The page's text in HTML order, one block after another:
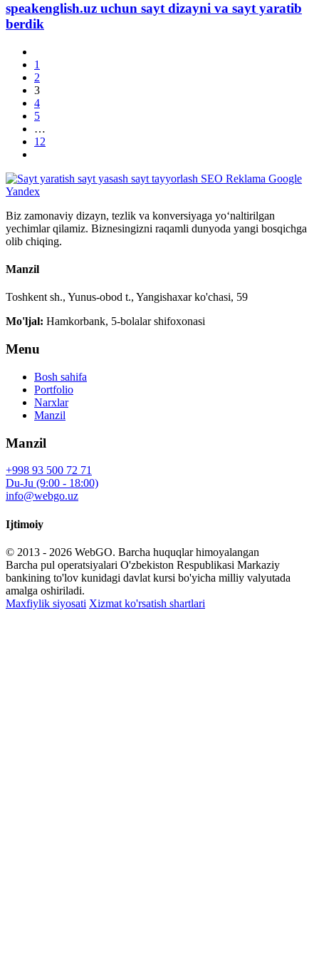
speakenglish.uz uchun sayt dizayni va sayt yaratib
berdik
1
2
3
4
5
…
12
Biz zamonaviy dizayn, tezlik va konversiyaga yo‘naltirilgan
yechimlar qilamiz. Biznesingizni raqamli dunyoda yangi bosqichga
olib chiqing.
Manzil
Toshkent sh., Yunus-obod t., Yangishaxar ko'chasi, 59
Mo'ljal: Hamkorbank, 5-bolalar shifoxonasi
Menu
Bosh sahifa
Portfolio
Narxlar
Manzil
Manzil
+998 93 500 72 71
Du-Ju (9:00 - 18:00)
info@webgo.uz
Ijtimoiy
© 2013 - 2026 WebGO. Barcha huquqlar himoyalangan
Barcha pul operatsiyalari O'zbekiston Respublikasi Markaziy
bankining to'lov kunidagi davlat kursi bo'yicha milliy valyutada
amalga oshiriladi.
Maxfiylik siyosati Xizmat ko'rsatish shartlari